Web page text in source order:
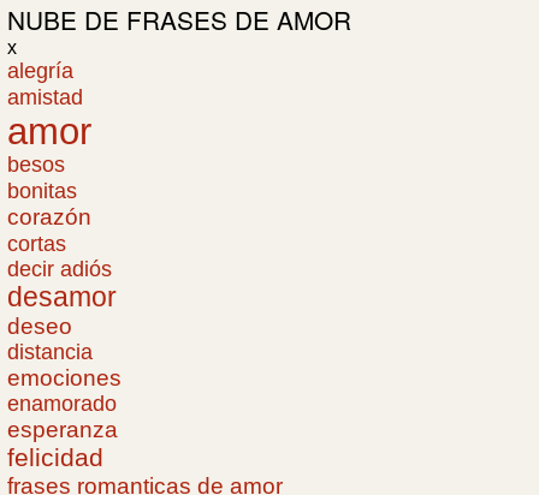
NUBE DE FRASES DE AMOR
x
alegría
amistad
amor
besos
bonitas
corazón
cortas
decir adiós
desamor
deseo
distancia
emociones
enamorado
esperanza
felicidad
frases romanticas de amor